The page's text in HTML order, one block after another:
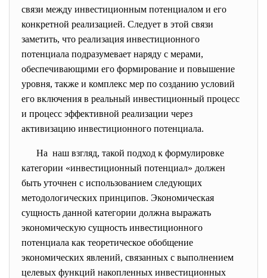
связи между инвестиционным потенциалом и его
конкретной реализацией. Следует в этой связи
заметить, что реализация инвестиционного
потенциала подразумевает наряду с мерами,
обеспечивающими его формирование и повышение
уровня, также и комплекс мер по созданию условий
его включения в реальный инвестиционный процесс
и процесс эффективной реализации через
активизацию инвестиционного потенциала.
На наш взгляд, такой подход к формулировке
категории «инвестиционный потенциал» должен
быть уточнен с использованием следующих
методологических принципов. Экономическая
сущность данной категории должна выражать
экономическую сущность инвестиционного
потенциала как теоретическое обобщение
экономических явлений, связанных с выполнением
целевых функций накопленных инвестиционных